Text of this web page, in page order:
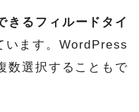
きるフィルードタイ
います。WordPress
数選択することもで